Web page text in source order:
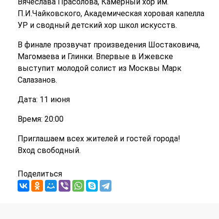
П.И.Чайковского, Академическая хоровая капелла
УР и сводный детский хор школ искусств.
В финале прозвучат произведения Шостаковича,
Магомаева и Глинки. Впервые в Ижевске
выступит молодой солист из Москвы Марк
Салазанов.
Дата: 11 июня
Время: 20:00
Приглашаем всех жителей и гостей города!
Вход свободный.
Поделиться